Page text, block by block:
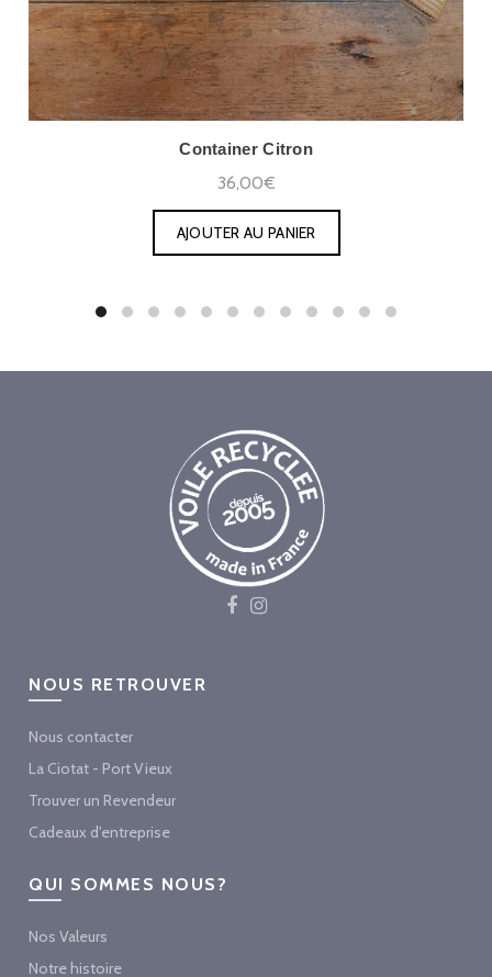
Container Citron
36,00€
AJOUTER AU PANIER
NOUS RETROUVER
Nous contacter
La Ciotat - Port Vieux
Trouver un Revendeur
Cadeaux d'entreprise
QUI SOMMES NOUS?
Nos Valeurs
Notre histoire